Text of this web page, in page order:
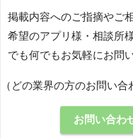
掲載内容へのご指摘やご
希望のアプリ様・相談所
でも何でもお気軽にお問
（どの業界の方のお問い合
お問い合わ